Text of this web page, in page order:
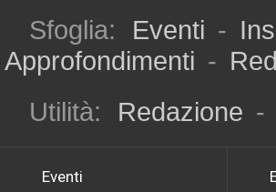
Sfoglia: Eventi -
Approfondimenti -
Utilità:
Redazione -
Eventi